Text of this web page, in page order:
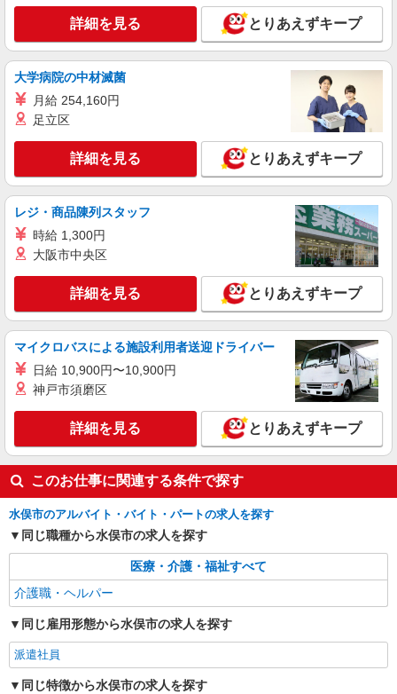
派遣社員
株式会社kotrio /●KM-H-1905909
水俣市▼綺麗なサ高住で生活ケア▼清掃やフロ
アの巡回など
時給1450円〜2062円 ＜日払い有/週払い有/交
キープ 詳細を見る
株式会社kotrio /●KM-H-2028511
≪水俣市≫日勤のみ＆残業ナシ！お迎えに間に
時給1450円〜2062円 ＜日払い有/週払い有/交
通費全支給(ガソリン代含む)＞
水俣市内
キープ 詳細を見る
派遣社員
株式会社kotrio /●KM-H-2020464
水俣市★未経験OKの人間関係に悩まない職場
へ★サ高住スタッフ
時給1450円〜2062円 ＜日払い有/週払い有/交
通費全支給(ガソリン代含む)＞
水俣市内
キープ 詳細を見る
派遣社員
株式会社kotrio /●KM-H-2086473
＜水俣市＞小さなデイサービスSTAFF募集≪
時給1450円〜2062円 ＜日払い有/週払い有/交
通費全支給(ガソリン代含む)＞
詳細を見る とりあえずキープ
大学病院の中材滅菌
月給 254,160円
足立区
詳細を見る とりあえずキープ
レジ・商品陳列スタッフ
時給 1,300円
大阪市中央区
詳細を見る とりあえずキープ
マイクロバスによる施設利用者送迎ドライバー
日給 10,900円〜10,900円
神戸市須磨区
詳細を見る とりあえずキープ
このお仕事に関連する条件で探す
水俣市のアルバイト・バイト・パートの求人を探す
同じ職種から水俣市の求人を探す
医療・介護・福祉すべて
介護職・ヘルパー
同じ雇用形態から水俣市の求人を探す
派遣社員
同じ特徴から水俣市の求人を探す